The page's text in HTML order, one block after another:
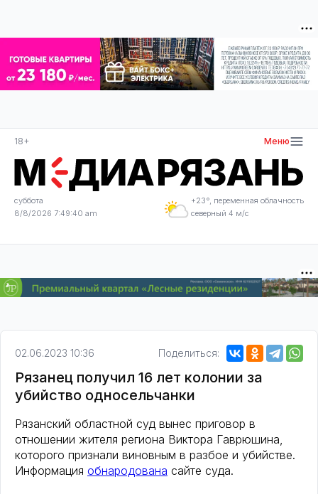
18+ Меню
суббота
8/8/2026 7:49:40 am
+23°, переменная облачность
северный 4 м/с
02.06.2023 10:36 Поделиться:
Рязанец получил 16 лет колонии за
убийство односельчанки
Рязанский областной суд вынес приговор в
отношении жителя региона Виктора Гаврюшина,
которого признали виновным в разбое и убийстве.
Информация обнародована сайте суда.